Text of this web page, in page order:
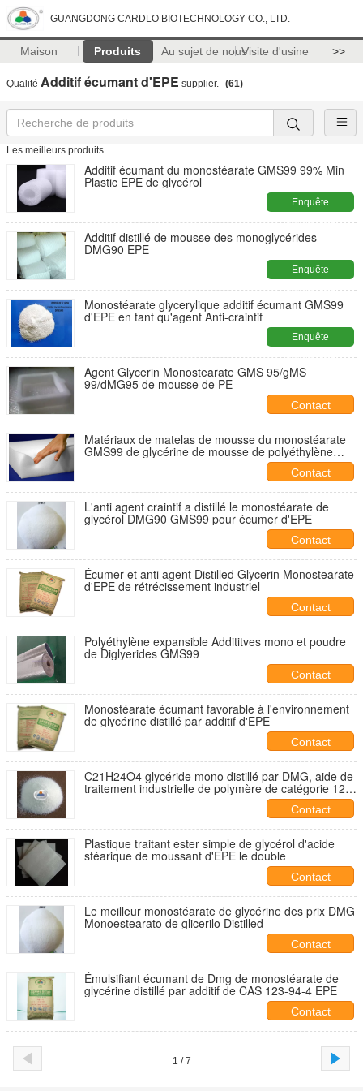
GUANGDONG CARDLO BIOTECHNOLOGY CO., LTD.
Maison Produits Au sujet de nousVisite d'usine >>
Qualité Additif écumant d'EPE supplier. (61)
Les meilleurs produits
Additif écumant du monostéarate GMS99 99% Min
Plastic EPE de glycérol
Enquête
maintenant
Additif distillé de mousse des monoglycérides
DMG90 EPE
Enquête
maintenant
Monostéarate glycerylique additif écumant GMS99
d'EPE en tant qu'agent Anti-craintif
Enquête
maintenant
Agent Glycerin Monostearate GMS 95/gMS
99/dMG95 de mousse de PE
Contact
Matériaux de matelas de mousse du monostéarate
GMS99 de glycérine de mousse de polyéthylène
Contact
L'anti agent craintif a distillé le monostéarate de
glycérol DMG90 GMS99 pour écumer d'EPE
Contact
Écumer et anti agent Distilled Glycerin Monostearate
d'EPE de rétrécissement industriel
Contact
Polyéthylène expansible Addititves mono et poudre
de Diglyerides GMS99
Contact
Monostéarate écumant favorable à l'environnement
de glycérine distillé par additif d'EPE
Contact
C21H24O4 glycéride mono distillé par DMG, aide de
traitement industrielle de polymère de catégorie 123-
Contact
Plastique traitant ester simple de glycérol d'acide
stéarique de moussant d'EPE le double
Contact
Le meilleur monostéarate de glycérine des prix DMG
Monoestearato de glicerilo Distilled
Contact
Émulsifiant écumant de Dmg de monostéarate de
glycérine distillé par additif de CAS 123-94-4 EPE
Contact
1 / 7